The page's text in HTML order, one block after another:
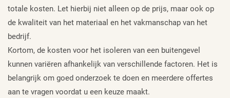
totale kosten. Let hierbij niet alleen op de prijs, maar ook op
de kwaliteit van het materiaal en het vakmanschap van het
bedrijf.
Kortom, de kosten voor het isoleren van een buitengevel
kunnen variëren afhankelijk van verschillende factoren. Het is
belangrijk om goed onderzoek te doen en meerdere offertes
aan te vragen voordat u een keuze maakt.